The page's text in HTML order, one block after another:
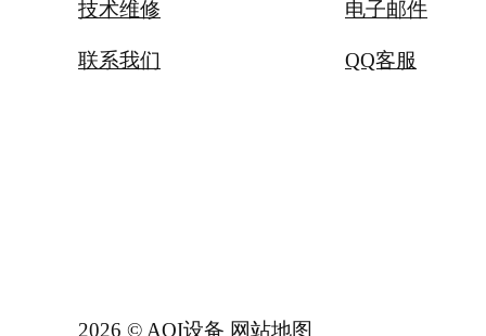
技术维修
联系我们
电子邮件
QQ客服
2026 © AOI设备 网站地图